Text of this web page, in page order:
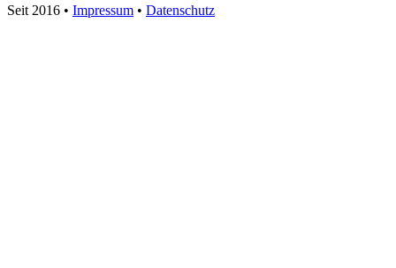
Seit 2016 • Impressum • Datenschutz